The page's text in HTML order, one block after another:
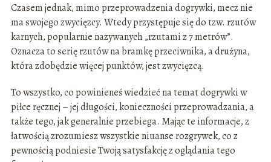
Czasem jednak, mimo przeprowadzenia dogrywki, mecz nie
ma swojego zwycięzcy. Wtedy przystępuje się do tzw. rzutów
karnych, popularnie nazywanych „rzutami z 7 metrów”.
Oznacza to serię rzutów na bramkę przeciwnika, a drużyna,
która zdobędzie więcej punktów, jest zwycięzcą.
To wszystko, co powinieneś wiedzieć na temat dogrywki w
piłce ręcznej – jej długości, konieczności przeprowadzania, a
także tego, jak generalnie przebiega. Mając te informacje, z
łatwością zrozumiesz wszystkie niuanse rozgrywek, co z
pewnością podniesie Twoją satysfakcję z oglądania tego